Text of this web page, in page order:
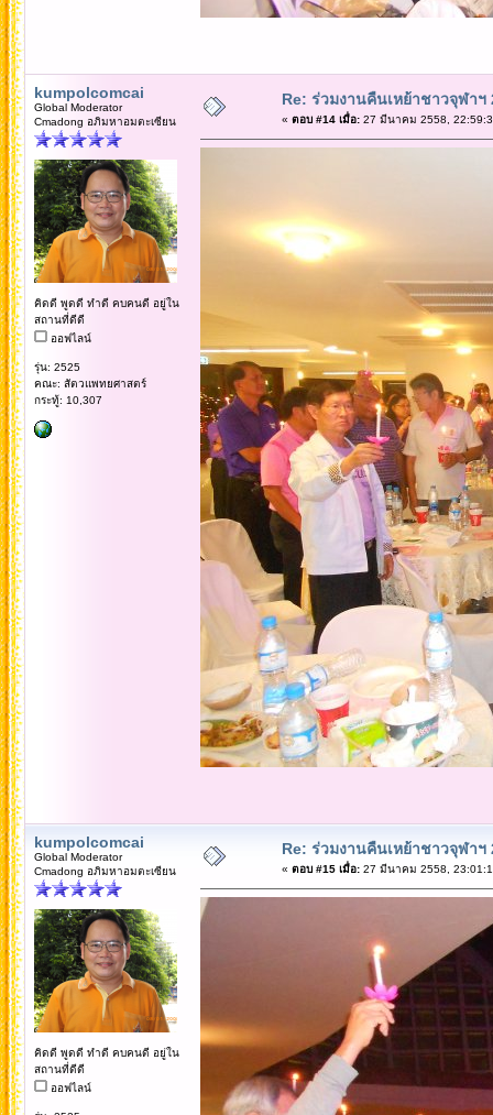
kumpolcomcai
Global Moderator
Cmadong อภิมหาอมตะเซียน
คิดดี พูดดี ทำดี คบคนดี อยู่ใน
สถานที่ดีดี
ออฟไลน์
รุ่น: 2525
คณะ: สัตวแพทยศาสตร์
กระทู้: 10,307
Re: ร่วมงานคืนเหย้าชาวจุฬาฯ
« ตอบ #14 เมื่อ:27 มีนาคม 2558,
kumpolcomcai
Global Moderator
Cmadong อภิมหาอมตะเซียน
คิดดี พูดดี ทำดี คบคนดี อยู่ใน
สถานที่ดีดี
ออฟไลน์
Re: ร่วมงานคืนเหย้าชาวจุฬาฯ
« ตอบ #15 เมื่อ:27 มีนาคม 2558,